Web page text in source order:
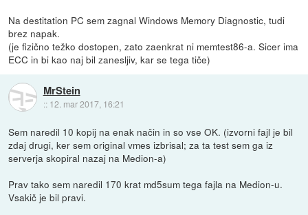
Na destitation PC sem zagnal Windows Memory Diagnostic, tudi
brez napak.
(je fizično težko dostopen, zato zaenkrat ni memtest86-a. Sicer ima
ECC in bi kao naj bil zanesljiv, kar se tega tiče)
MrStein
:: 12. mar 2017, 16:21
Sem naredil 10 kopij na enak način in so vse OK. (izvorni fajl je bil
zdaj drugi, ker sem original vmes izbrisal; za ta test sem ga iz
serverja skopiral nazaj na Medion-a)
Prav tako sem naredil 170 krat md5sum tega fajla na Medion-u.
Vsakič je bil pravi.